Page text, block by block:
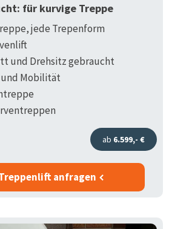
für kurvige Treppe
jede Trepenform
und Drehsitz gebraucht
Mobilität
ab 6.599,- €
anfragen